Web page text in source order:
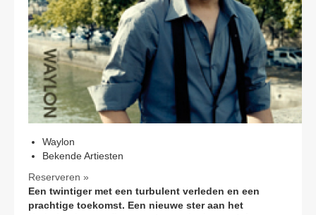
PROFIEL
CONTACT
Waylon
Bekende Artiesten
Reserveren »
Een twintiger met een turbulent verleden en een
prachtige toekomst. Een nieuwe ster aan het